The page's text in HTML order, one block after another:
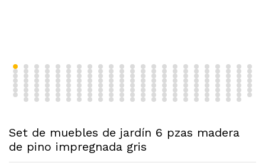
Set de muebles de jardín 6 pzas madera
de pino impregnada gris